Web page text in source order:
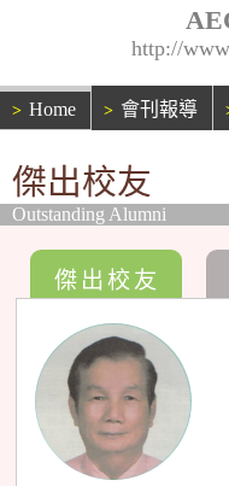
http://
Home 會刊報導
傑出校友
Outstanding Alumni
傑出校友